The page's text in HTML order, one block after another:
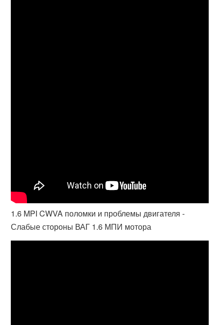
1.6 MPI CWVA поломки и проблемы двигателя -
Слабые стороны ВАГ 1.6 МПИ мотора